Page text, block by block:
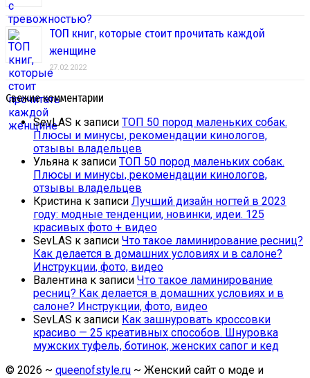
ТОП книг, которые стоит прочитать каждой
женщине
27.02.2022
Свежие комментарии
SevLAS к записи ТОП 50 пород маленьких собак.
Плюсы и минусы, рекомендации кинологов,
отзывы владельцев
Ульяна к записи ТОП 50 пород маленьких собак.
Плюсы и минусы, рекомендации кинологов,
отзывы владельцев
Кристина к записи Лучший дизайн ногтей в 2023
году: модные тенденции, новинки, идеи. 125
красивых фото + видео
SevLAS к записи Что такое ламинирование ресниц?
Как делается в домашних условиях и в салоне?
Инструкции, фото, видео
Валентина к записи Что такое ламинирование
ресниц? Как делается в домашних условиях и в
салоне? Инструкции, фото, видео
SevLAS к записи Как зашнуровать кроссовки
красиво — 25 креативных способов. Шнуровка
мужских туфель, ботинок, женских сапог и кед
© 2026 ~ queenofstyle.ru ~ Женский сайт о моде и